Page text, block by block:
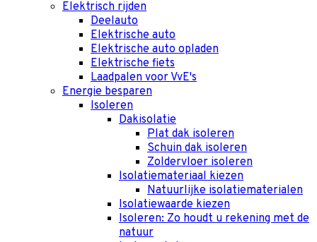
Elektrisch rijden
Deelauto
Elektrische auto
Elektrische auto opladen
Elektrische fiets
Laadpalen voor VvE's
Energie besparen
Isoleren
Dakisolatie
Plat dak isoleren
Schuin dak isoleren
Zoldervloer isoleren
Isolatiemateriaal kiezen
Natuurlijke isolatiematerialen
Isolatiewaarde kiezen
Isoleren: Zo houdt u rekening met de
natuur